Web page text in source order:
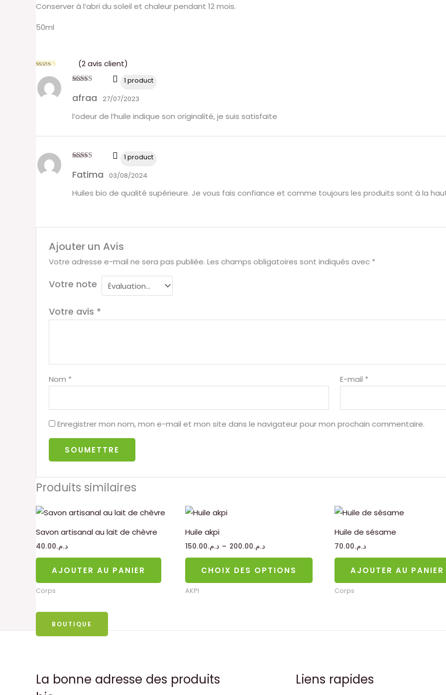
Conserver à l’abri du soleil et chaleur pendant 12 mois.
50ml
Noté
sur 5 basé
sur
notations
client
(2avis client)
afraa 27/07/2023
l’odeur de l’huile indique son originalité, je suis satisfaite
1 product
Fatima 03/08/2024
Huiles bio de qualité supérieure. Je vous fais confiance et comme toujours les produits sont à la
1 product
Ajouter un Avis
Votre adresse e-mail ne sera pas publiée. Les champs obligatoires sont indiqués avec *
Votre note
Votre avis *
Nom * E-mail *
Enregistrer mon nom, mon e-mail et mon site dans le navigateur pour mon prochain commentaire.
Produits similaires
Savon artisanal au lait de chèvre
د.م.40.00
AJOUTER AU PANIER
Corps
Huile akpi
د.م.150.00 – د.م.200.00
CHOIX DES OPTIONS
plusieurs
Les
options
choisies
du
AKPI
Huile de sésame
د.م.70.00
AJOUTER AU PANIER
Corps
BOUTIQUE
La bonne adresse des produits
Liens rapides